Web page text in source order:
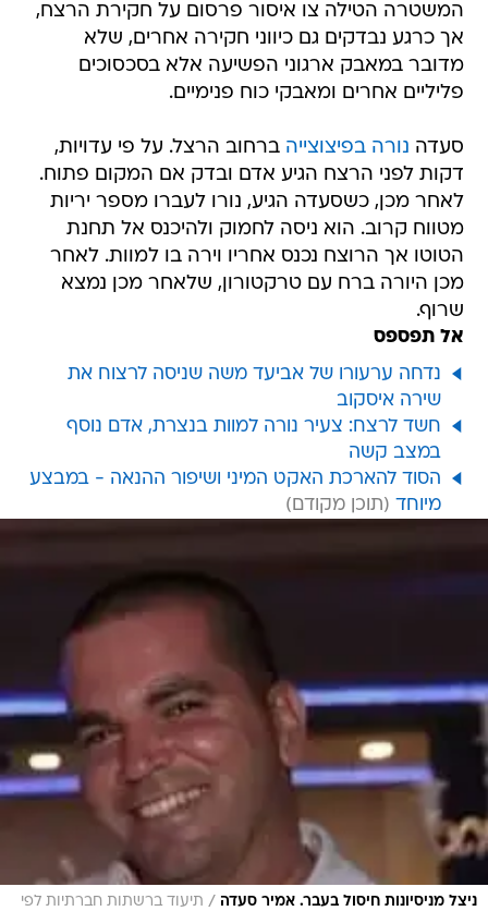
המשטרה הטילה צו איסור פרסום על חקירת הרצח,
אך כרגע נבדקים גם כיווני חקירה אחרים, שלא
מדובר במאבק ארגוני הפשיעה אלא בסכסוכים
פליליים אחרים ומאבקי כוח פנימיים.
סעדה נורה בפיצוצייה ברחוב הרצל. על פי עדויות,
דקות לפני הרצח הגיע אדם ובדק אם המקום פתוח.
לאחר מכן, כשסעדה הגיע, נורו לעברו מספר יריות
מטווח קרוב. הוא ניסה לחמוק ולהיכנס אל תחנת
הטוטו אך הרוצח נכנס אחריו וירה בו למוות. לאחר
מכן היורה ברח עם טרקטורון, שלאחר מכן נמצא
שרוף.
אל תפספס
נדחה ערעורו של אביעד משה שניסה לרצוח את
שירה איסקוב
חשד לרצח: צעיר נורה למוות בנצרת, אדם נוסף
במצב קשה
הסוד להארכת האקט המיני ושיפור ההנאה - במבצע
מיוחד
ניצל מניסיונות חיסול בעבר. אמיר סעדה / תיעוד ברשתות חברתיות לפי